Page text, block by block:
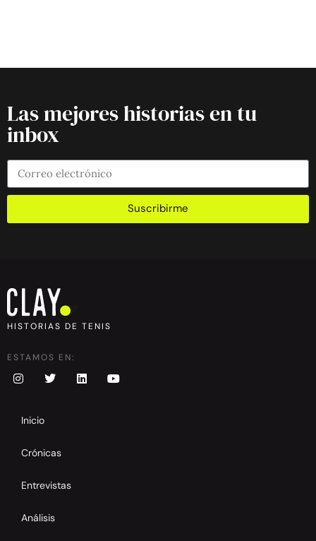
Las mejores historias en tu
inbox
Suscribirme
HISTORIAS DE TENIS
ESTAMOS EN:
Inicio
Crónicas
Entrevistas
Análisis